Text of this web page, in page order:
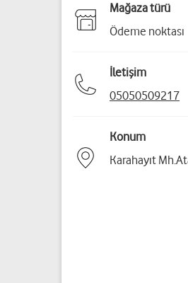
Mağaza türü
Ödeme noktası
İletişim
05050509217
Konum
Karahayıt